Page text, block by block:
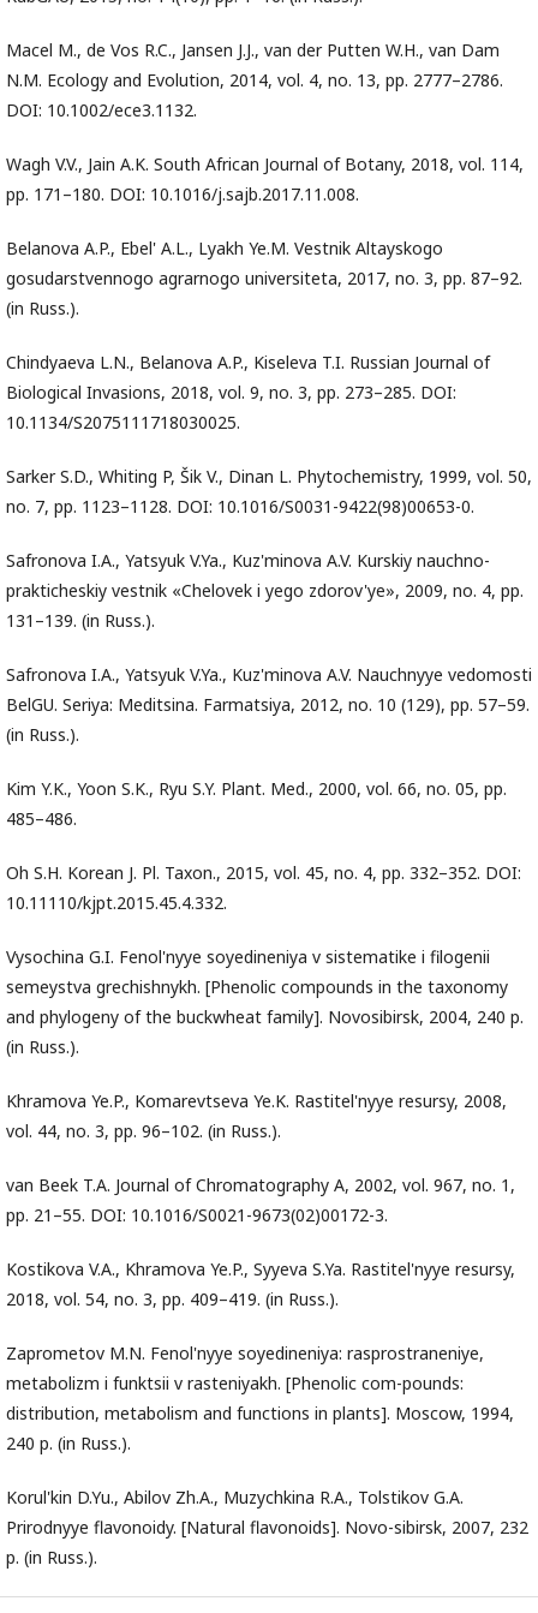
Macel M., de Vos R.C., Jansen J.J., van der Putten W.H., van Dam
N.M. Ecology and Evolution, 2014, vol. 4, no. 13, pp. 2777–2786.
DOI: 10.1002/ece3.1132.
Wagh V.V., Jain A.K. South African Journal of Botany, 2018, vol. 114,
pp. 171–180. DOI: 10.1016/j.sajb.2017.11.008.
Belanova A.P., Ebel' A.L., Lyakh Ye.M. Vestnik Altayskogo
gosudarstvennogo agrarnogo universiteta, 2017, no. 3, pp. 87–92.
(in Russ.).
Chindyaeva L.N., Belanova A.P., Kiseleva T.I. Russian Journal of
Biological Invasions, 2018, vol. 9, no. 3, pp. 273–285. DOI:
10.1134/S2075111718030025.
Sarker S.D., Whiting P, Šik V., Dinan L. Phytochemistry, 1999, vol. 50,
no. 7, pp. 1123–1128. DOI: 10.1016/S0031-9422(98)00653-0.
Safronova I.A., Yatsyuk V.Ya., Kuz'minova A.V. Kurskiy nauchno-
prakticheskiy vestnik «Chelovek i yego zdorov'ye», 2009, no. 4, pp.
131–139. (in Russ.).
Safronova I.A., Yatsyuk V.Ya., Kuz'minova A.V. Nauchnyye vedomosti
BelGU. Seriya: Meditsina. Farmatsiya, 2012, no. 10 (129), pp. 57–59.
(in Russ.).
Kim Y.K., Yoon S.K., Ryu S.Y. Plant. Med., 2000, vol. 66, no. 05, pp.
485–486.
Oh S.H. Korean J. Pl. Taxon., 2015, vol. 45, no. 4, pp. 332–352. DOI:
10.11110/kjpt.2015.45.4.332.
Vysochina G.I. Fenol'nyye soyedineniya v sistematike i filogenii
semeystva grechishnykh. [Phenolic compounds in the taxonomy
and phylogeny of the buckwheat family]. Novosibirsk, 2004, 240 p.
(in Russ.).
Khramova Ye.P., Komarevtseva Ye.K. Rastitel'nyye resursy, 2008,
vol. 44, no. 3, pp. 96–102. (in Russ.).
van Beek T.A. Journal of Chromatography A, 2002, vol. 967, no. 1,
pp. 21–55. DOI: 10.1016/S0021-9673(02)00172-3.
Kostikova V.A., Khramova Ye.P., Syyeva S.Ya. Rastitel'nyye resursy,
2018, vol. 54, no. 3, pp. 409–419. (in Russ.).
Zaprometov M.N. Fenol'nyye soyedineniya: rasprostraneniye,
metabolizm i funktsii v rasteniyakh. [Phenolic com-pounds:
distribution, metabolism and functions in plants]. Moscow, 1994,
240 p. (in Russ.).
Korul'kin D.Yu., Abilov Zh.A., Muzychkina R.A., Tolstikov G.A.
Prirodnyye flavonoidy. [Natural flavonoids]. Novo-sibirsk, 2007, 232
p. (in Russ.).